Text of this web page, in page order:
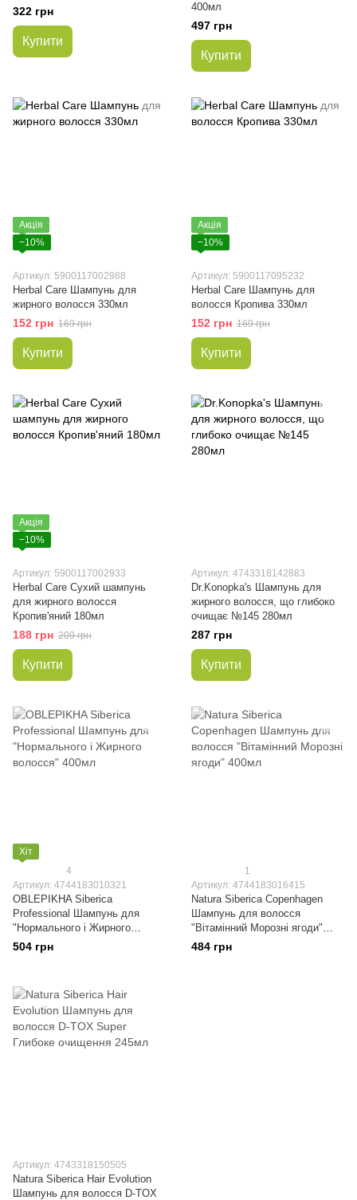
322 грн
Купити
400мл
497 грн
Купити
Акція
−10%
Артикул: 5900117002988
Herbal Care Шампунь для
жирного волосся 330мл
152 грн 169 грн
Купити
Акція
−10%
Артикул: 5900117095232
Herbal Care Шампунь для
волосся Кропива 330мл
152 грн 169 грн
Купити
Акція
−10%
Артикул: 5900117002933
Herbal Care Сухий шампунь
для жирного волосся
Кропив'яний 180мл
188 грн 209 грн
Купити
Артикул: 4743318142883
Dr.Konopka's Шампунь для
жирного волосся, що глибоко
очищає №145 280мл
287 грн
Купити
Хіт
4
Артикул: 4744183010321
OBLEPIKHA Siberica
Professional Шампунь для
"Нормального і Жирного
волосся" 400мл
504 грн
1
Артикул: 4744183016415
Natura Siberica Copenhagen
Шампунь для волосся
"Вітамінний Морозні ягоди"
400мл
484 грн
Артикул: 4743318150505
Natura Siberica Hair Evolution
Шампунь для волосся D-TOX